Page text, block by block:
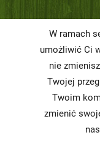
W ramach
umożliwić Ci
nie
Twojej
Twoim
zmienić